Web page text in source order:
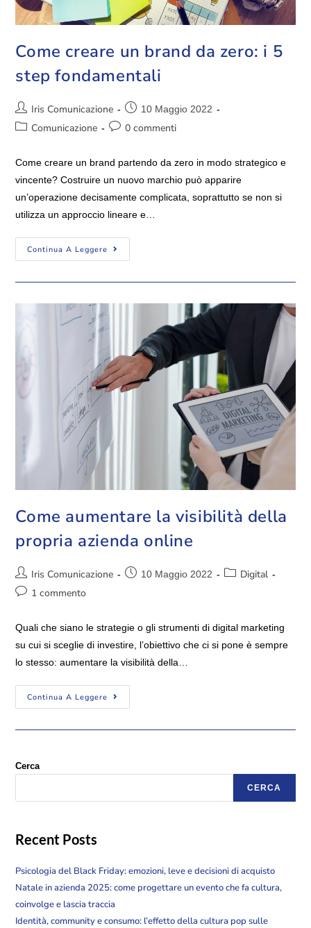
Come creare un brand da zero: i 5
step fondamentali
Iris Comunicazione 10 Maggio 2022
Comunicazione 0 commenti
Come creare un brand partendo da zero in modo strategico e
vincente? Costruire un nuovo marchio può apparire
un’operazione decisamente complicata, soprattutto se non si
utilizza un approccio lineare e…
Continua A Leggere
Come aumentare la visibilità della
propria azienda online
Iris Comunicazione 10 Maggio 2022
Digital
1 commento
Quali che siano le strategie o gli strumenti di digital marketing
su cui si sceglie di investire, l’obiettivo che ci si pone è sempre
lo stesso: aumentare la visibilità della…
Continua A Leggere
Cerca
CERCA
Recent Posts
Psicologia del Black Friday: emozioni, leve e decisioni di acquisto
Natale in azienda 2025: come progettare un evento che fa cultura,
coinvolge e lascia traccia
Identità, community e consumo: l’effetto della cultura pop sulle